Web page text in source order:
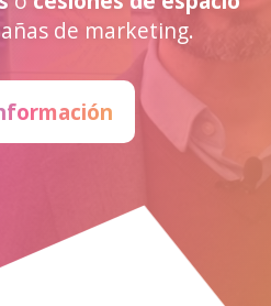
de marketing.